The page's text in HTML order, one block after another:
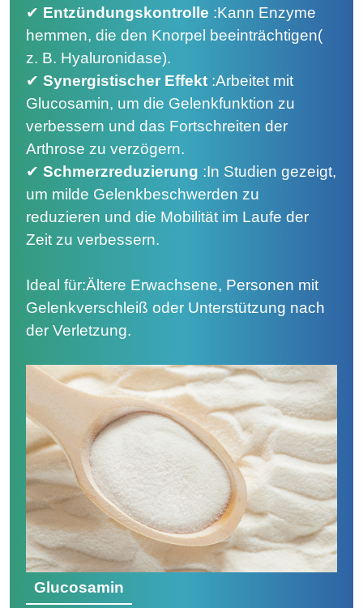
✔ Entzündungskontrolle :Kann Enzyme
hemmen, die den Knorpel beeinträchtigen(
z. B. Hyaluronidase).
✔ Synergistischer Effekt :Arbeitet mit
Glucosamin, um die Gelenkfunktion zu
verbessern und das Fortschreiten der
Arthrose zu verzögern.
✔ Schmerzreduzierung :In Studien gezeigt,
um milde Gelenkbeschwerden zu
reduzieren und die Mobilität im Laufe der
Zeit zu verbessern.
Ideal für:Ältere Erwachsene, Personen mit
Gelenkverschleiß oder Unterstützung nach
der Verletzung.
Glucosamin